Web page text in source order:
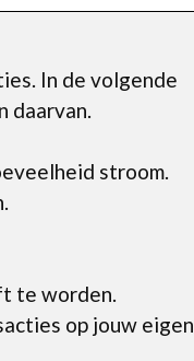
In de volgende
daarvan.
stroom.
te worden.
op jouw eigen